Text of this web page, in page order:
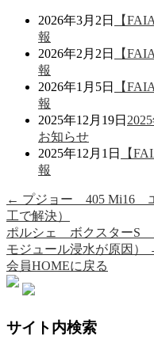
2026年3月2日
【
報
2026年2月2日
【
報
2026年1月5日
【
報
2025年12月19日
お知らせ
2025年12月1日
【
報
← プジョー 405 Mi16
工で解決）
ポルシェ ボクスターS
モジュール浸水が原因）
会員HOMEに戻る
サイト内検索